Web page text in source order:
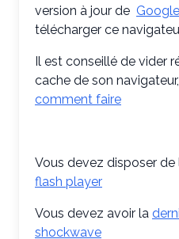
version à jour de
télécharger ce
Il est conseillé de vider
cache de son navigateur,
comment faire
Vous devez disposer de
flash player
Vous devez avoir la
shockwave